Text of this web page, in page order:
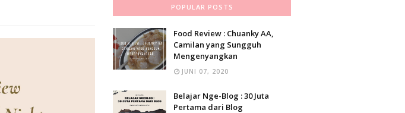
POPULAR POSTS
Food Review : Chuanky AA,
Camilan yang Sungguh
Mengenyangkan
JUNI 07, 2020
Belajar Nge-Blog : 30 Juta
Pertama dari Blog